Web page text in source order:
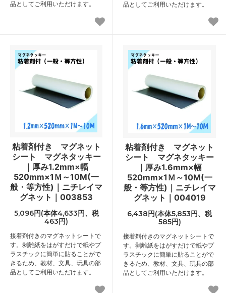
品としてご利用いただけます。
品としてご利用いただけます。
粘着剤付き マグネット
シート マグネタッキー
｜厚み1.2mm×幅
520mm×1Ｍ～10M(一
般・等方性)｜ニチレイマ
グネット｜003853
5,096円(本体4,633円、税
463円)
接着剤付きのマグネットシートで
す。剥離紙をはがすだけで紙やプ
ラスチックに簡単に貼ることがで
きるため、教材、文具、玩具の部
品としてご利用いただけます。
粘着剤付き マグネット
シート マグネタッキー
｜厚み1.6mm×幅
520mm×1Ｍ～10M(一
般・等方性)｜ニチレイマ
グネット｜004019
6,438円(本体5,853円、税
585円)
接着剤付きのマグネットシートで
す。剥離紙をはがすだけで紙やプ
ラスチックに簡単に貼ることがで
きるため、教材、文具、玩具の部
品としてご利用いただけます。